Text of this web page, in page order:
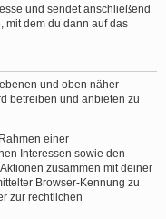
und sendet anschließend
mit dem du dann auf das
und oben näher
betreiben und anbieten zu
einer
Interessen sowie den
zusammen mit deiner
Browser-Kennung zu
zur rechtlichen